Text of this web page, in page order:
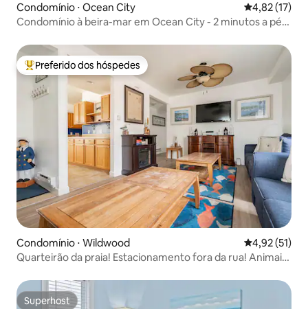
Condomínio ⋅ Ocean City 4,82 de uma
4,82 (17)
Condomínio à beira-mar em Ocean City - 2 minutos a pé
Entre os melhores preferidos dos hóspedes
Preferido dos hóspedes
Condomínio ⋅ Wildwood 4,92 de uma
4,92 (51)
Quarteirão da praia! Estacionamento fora da rua! Animais
Superhost
Superhost